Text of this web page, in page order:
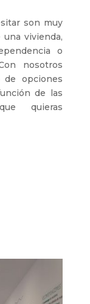
son muy
vivienda,
o
nosotros
opciones
de las
quieras